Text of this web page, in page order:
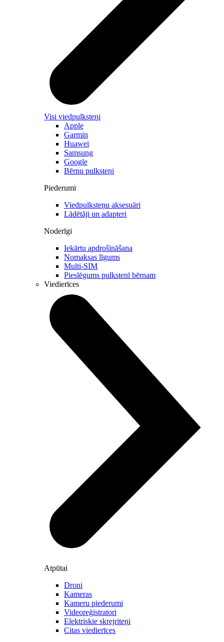
Visi viedpulksteņi
Apple
Garmin
Huawei
Samsung
Google
Bērnu pulksteņi
Piederumi
Viedpulksteņu aksesuāri
Lādētāji un adapteri
Noderīgi
Iekārtu apdrošināšana
Nomaksas līgums
Multi-SIM
Pieslēgums pulkstenī bērnam
Viedierīces
Atpūtai
Droni
Kameras
Kameru piederumi
Videoreģistratori
Elektriskie skrejriteņi
Citas viedierīces